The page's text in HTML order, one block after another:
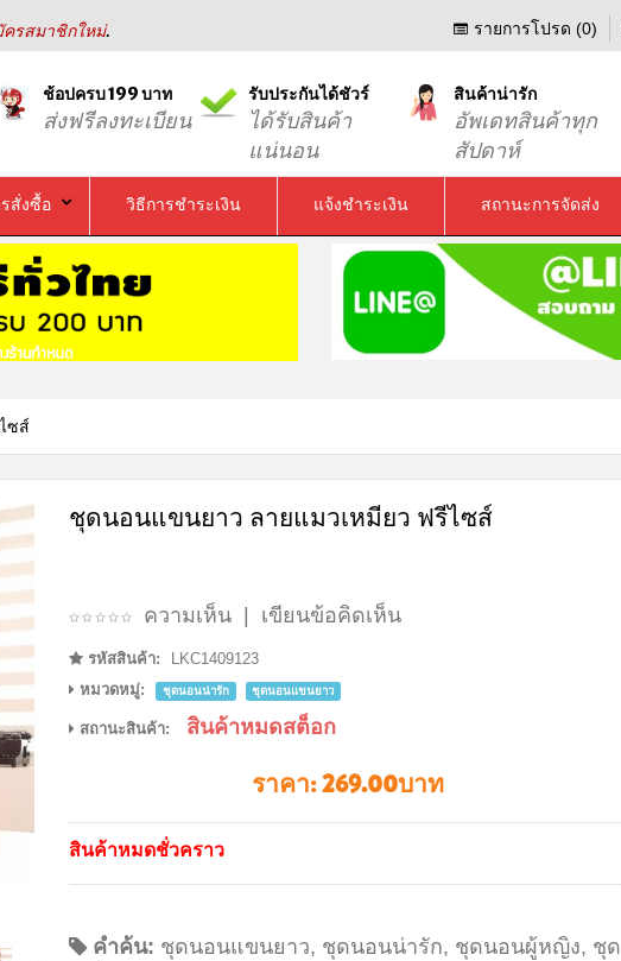
ครสมาชิกใหม่. รายการโปรด (0)
ช้อปครบ 199 บาท
ส่งฟรีลงทะเบียน
รับประกันได้ชัวร์
ได้รับสินค้า
แน่นอน
สินค้าน่ารัก
อัพเดทสินค้าทุก
สัปดาห์
สั่งซื้อ วิธีการชำระเงิน แจ้งชำระเงิน สถานะการจัดส่ง
ซส์
ชุดนอนแขนยาว ลายแมวเหมียว ฟรีไซส์
ความเห็น| เขียนข้อคิดเห็น
รหัสสินค้า:
LKC1409123
หมวดหมู่:
ชุดนอนน่ารัก ชุดนอนแขนยาว
สถานะสินค้า: สินค้าหมดสต็อก
ราคา:269.00บาท
สินค้าหมดชั่วคราว
คำค้น: ชุดนอนแขนยาว, ชุดนอนน่ารัก, ชุดนอนผู้หญิง, ชุด